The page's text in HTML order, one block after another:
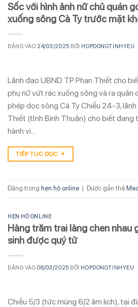
Sốc với hình ảnh nữ chủ quán
xuống sông Cà Ty trước mặt
ĐĂNG VÀO 24/03/2025 BỞI HOPDONGTINHYEU
Lãnh đạo UBND TP Phan Thiết cho
phụ nữ vứt rác xuống sông và ra quân
phép dọc sông Cà Ty Chiều 24-3,
Thiết (tỉnh Bình Thuận) cho biết đang
hành vi…
TIẾP TỤC ĐỌC →
Đăng trong hẹn hò online Được gắn thẻ
HẸN HÒ ONLINE
Hàng trăm trai làng chen nhau
sinh được quý tử
ĐĂNG VÀO08/03/2025 BỞI HOPDONGTINHYEU
Chiều 5/3 (tức mùng 6/2 âm lịch), tại